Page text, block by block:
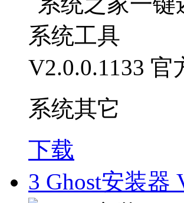
系统其它
下载
3 Ghost安装器